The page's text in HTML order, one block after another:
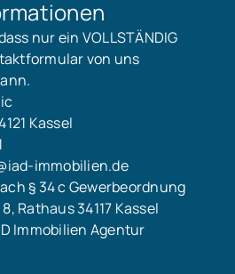
nur ein VOLLSTÄNDIG
von uns
Kassel
immobilien.de
§ 34 c Gewerbeordnung
Rathaus 34117 Kassel
Immobilien Agentur